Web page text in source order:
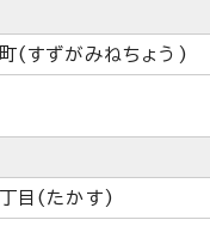
(すずがみねちょう)
目(たかす)